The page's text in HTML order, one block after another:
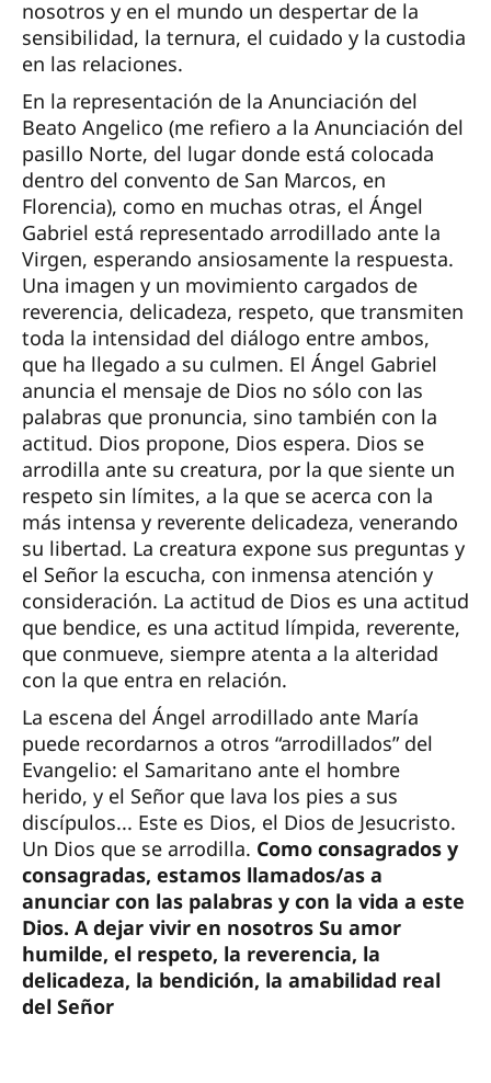
nosotros y en el mundo un despertar de la
sensibilidad, la ternura, el cuidado y la custodia
en las relaciones.
En la representación de la Anunciación del
Beato Angelico (me refiero a la Anunciación del
pasillo Norte, del lugar donde está colocada
dentro del convento de San Marcos, en
Florencia), como en muchas otras, el Ángel
Gabriel está representado arrodillado ante la
Virgen, esperando ansiosamente la respuesta.
Una imagen y un movimiento cargados de
reverencia, delicadeza, respeto, que transmiten
toda la intensidad del diálogo entre ambos,
que ha llegado a su culmen. El Ángel Gabriel
anuncia el mensaje de Dios no sólo con las
palabras que pronuncia, sino también con la
actitud. Dios propone, Dios espera. Dios se
arrodilla ante su creatura, por la que siente un
respeto sin límites, a la que se acerca con la
más intensa y reverente delicadeza, venerando
su libertad. La creatura expone sus preguntas y
el Señor la escucha, con inmensa atención y
consideración. La actitud de Dios es una actitud
que bendice, es una actitud límpida, reverente,
que conmueve, siempre atenta a la alteridad
con la que entra en relación.
La escena del Ángel arrodillado ante María
puede recordarnos a otros “arrodillados” del
Evangelio: el Samaritano ante el hombre
herido, y el Señor que lava los pies a sus
discípulos... Este es Dios, el Dios de Jesucristo.
Un Dios que se arrodilla. Como consagrados y
consagradas, estamos llamados/as a
anunciar con las palabras y con la vida a este
Dios. A dejar vivir en nosotros Su amor
humilde, el respeto, la reverencia, la
delicadeza, la bendición, la amabilidad real
del Señor